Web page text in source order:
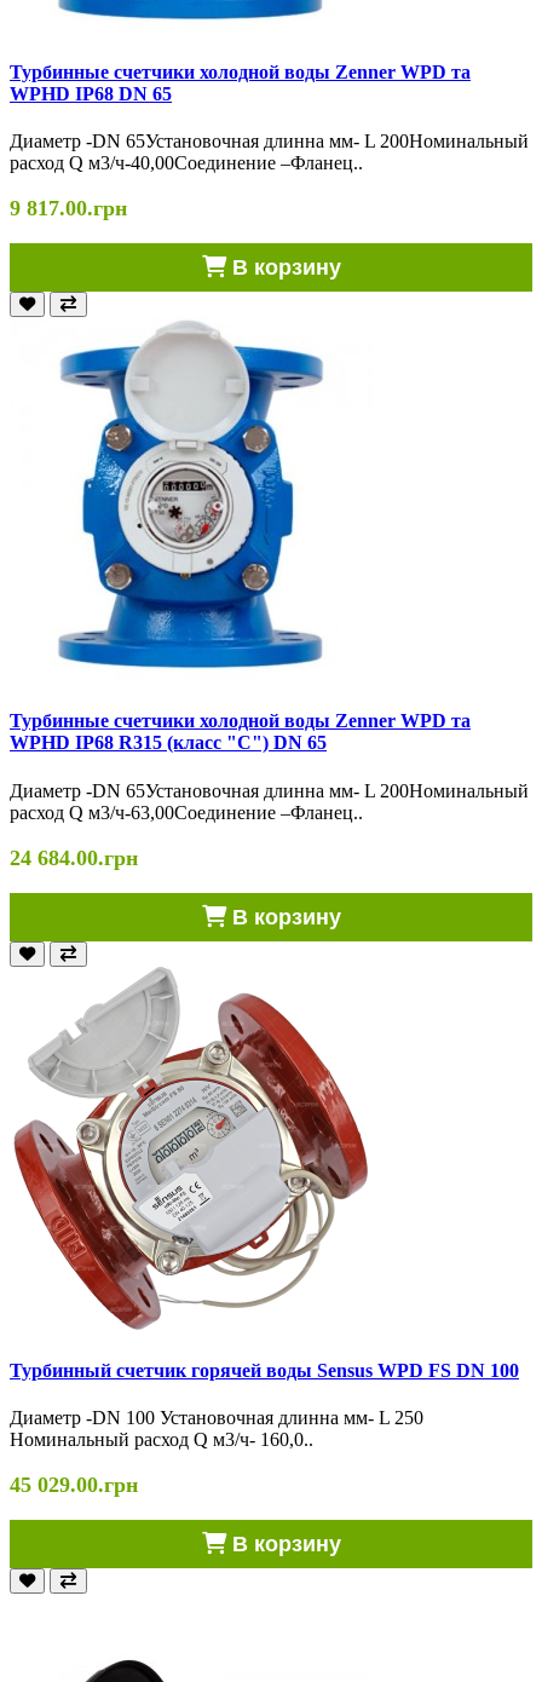
Турбинные счетчики холодной воды Zenner WPD та
WPHD IP68 DN 65
Диаметр -DN 65Установочная длинна мм- L 200Номинальный
расход Q м3/ч-40,00Соединение –Фланец..
9 817.00.грн
В корзину
Турбинные счетчики холодной воды Zenner WPD та
WPHD IP68 R315 (класс "С") DN 65
Диаметр -DN 65Установочная длинна мм- L 200Номинальный
расход Q м3/ч-63,00Соединение –Фланец..
24 684.00.грн
В корзину
Турбинный счетчик горячей воды Sensus WPD FS DN 100
Диаметр -DN 100 Установочная длинна мм- L 250
Номинальный расход Q м3/ч- 160,0..
45 029.00.грн
В корзину